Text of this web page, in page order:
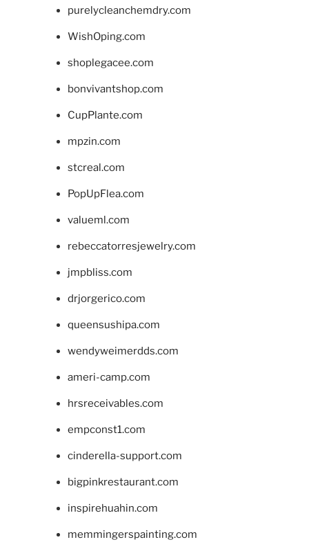
purelycleanchemdry.com
WishOping.com
shoplegacee.com
bonvivantshop.com
CupPlante.com
mpzin.com
stcreal.com
PopUpFlea.com
valueml.com
rebeccatorresjewelry.com
jmpbliss.com
drjorgerico.com
queensushipa.com
wendyweimerdds.com
ameri-camp.com
hrsreceivables.com
empconst1.com
cinderella-support.com
bigpinkrestaurant.com
inspirehuahin.com
memmingerspainting.com